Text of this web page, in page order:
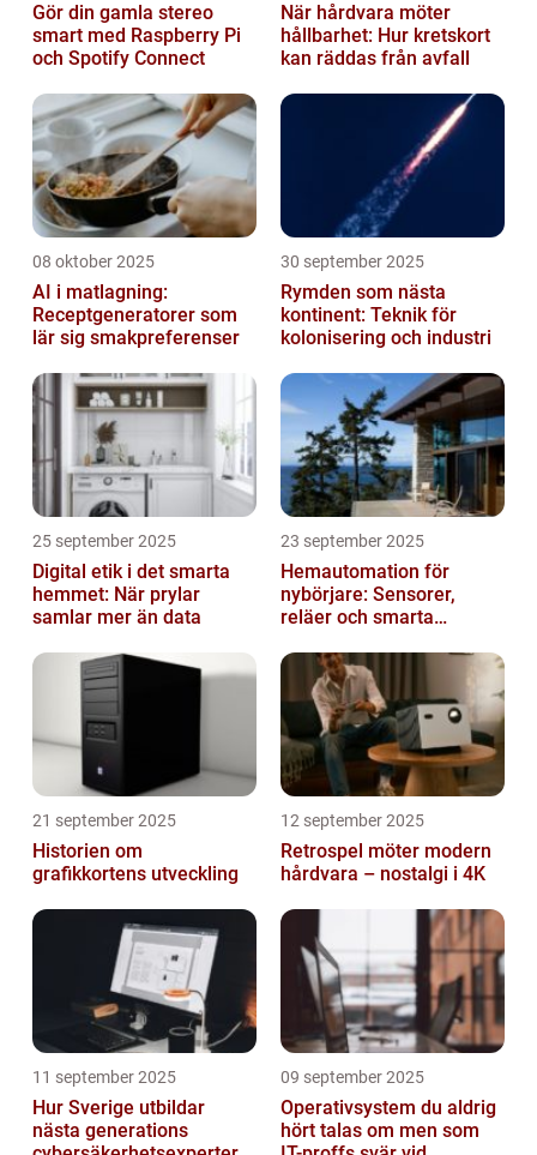
Gör din gamla stereo
smart med Raspberry Pi
och Spotify Connect
När hårdvara möter
hållbarhet: Hur kretskort
kan räddas från avfall
08 oktober 2025
AI i matlagning:
Receptgeneratorer som
lär sig smakpreferenser
30 september 2025
Rymden som nästa
kontinent: Teknik för
kolonisering och industri
25 september 2025
Digital etik i det smarta
hemmet: När prylar
samlar mer än data
23 september 2025
Hemautomation för
nybörjare: Sensorer,
reläer och smarta
21 september 2025
Historien om
grafikkortens utveckling
12 september 2025
Retrospel möter modern
hårdvara – nostalgi i 4K
11 september 2025
Hur Sverige utbildar
nästa generations
09 september 2025
Operativsystem du aldrig
hört talas om men som